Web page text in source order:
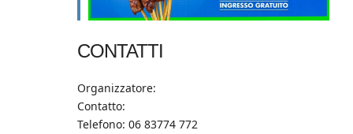
CONTATTI
Organizzatore:
Contatto:
Telefono: 06 83774 772‬